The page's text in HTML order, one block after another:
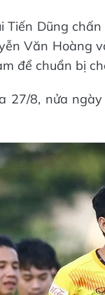
Dũng
Văn Hoàng
để chuẩn bị
27/8, nửa